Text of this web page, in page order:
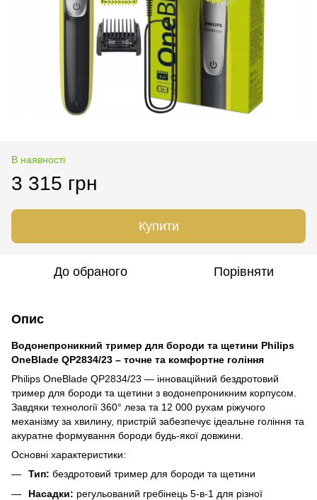
В наявності
3 315 грн
Купити
До обраного Порівняти
Опис
Водонепроникний тример для бороди та щетини Philips
OneBlade QP2834/23 – точне та комфортне гоління
Philips OneBlade QP2834/23 — інноваційний бездротовий
тример для бороди та щетини з водонепроникним корпусом.
Завдяки технології 360° леза та 12 000 рухам ріжучого
механізму за хвилину, пристрій забезпечує ідеальне гоління та
акуратне формування бороди будь-якої довжини.
Основні характеристики:
Тип: бездротовий тример для бороди та щетини
Насадки: регульований гребінець 5-в-1 для різної